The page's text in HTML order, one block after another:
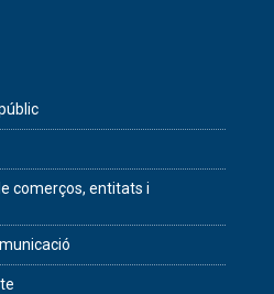
comerços, entitats i